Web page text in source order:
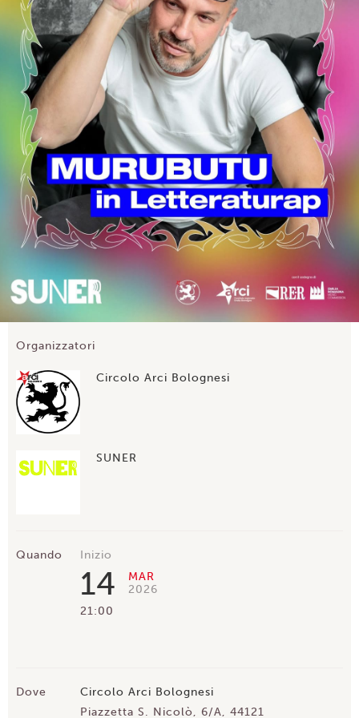
Organizzatori
Circolo Arci Bolognesi
SUNER
Quando Inizio
14
MAR
2026
21:00
Dove
Circolo Arci Bolognesi
Piazzetta S. Nicolò, 6/A, 44121